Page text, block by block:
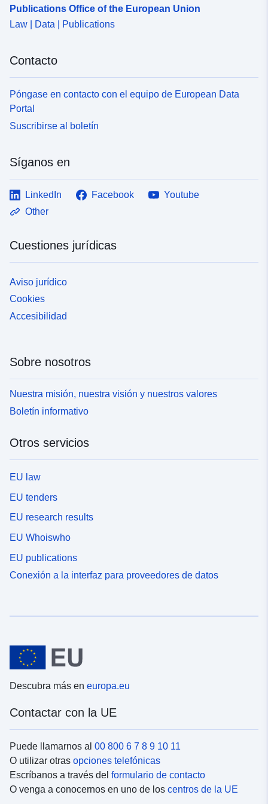
Publications Office of the European Union
Law | Data | Publications
Contacto
Póngase en contacto con el equipo de European Data
Portal
Suscribirse al boletín
Síganos en
LinkedIn Facebook
Youtube
Other
Cuestiones jurídicas
Aviso jurídico
Cookies
Accesibilidad
Sobre nosotros
Nuestra misión, nuestra visión y nuestros valores
Boletín informativo
Otros servicios
EU law
EU tenders
EU research results
EU Whoiswho
EU publications
Conexión a la interfaz para proveedores de datos
Descubra más en europa.eu
Contactar con la UE
Puede llamarnos al 00 800 6 7 8 9 10 11
O utilizar otras opciones telefónicas
Escríbanos a través del formulario de contacto
O venga a conocernos en uno de los centros de la UE